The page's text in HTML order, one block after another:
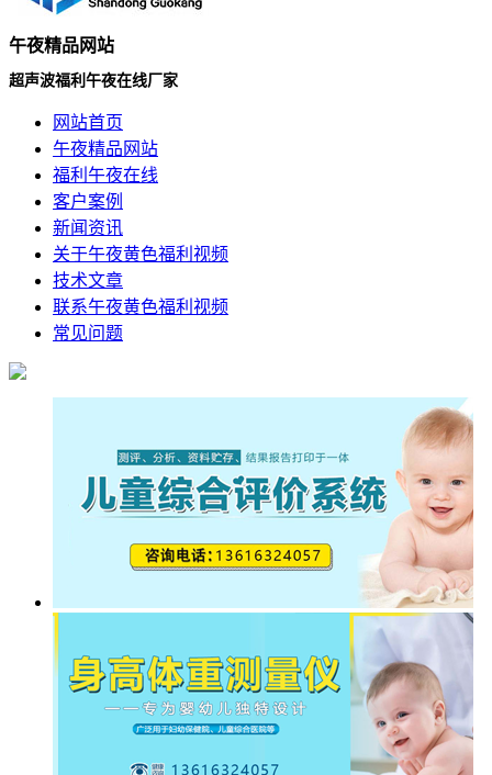
午夜精品网站
超声波福利午夜在线厂家
网站首页
午夜精品网站
福利午夜在线
客户案例
新闻资讯
关于午夜黄色福利视频
技术文章
联系午夜黄色福利视频
常见问题